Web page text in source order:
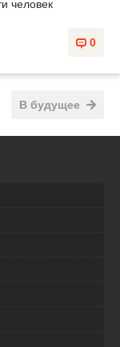
человек
0
В будущее